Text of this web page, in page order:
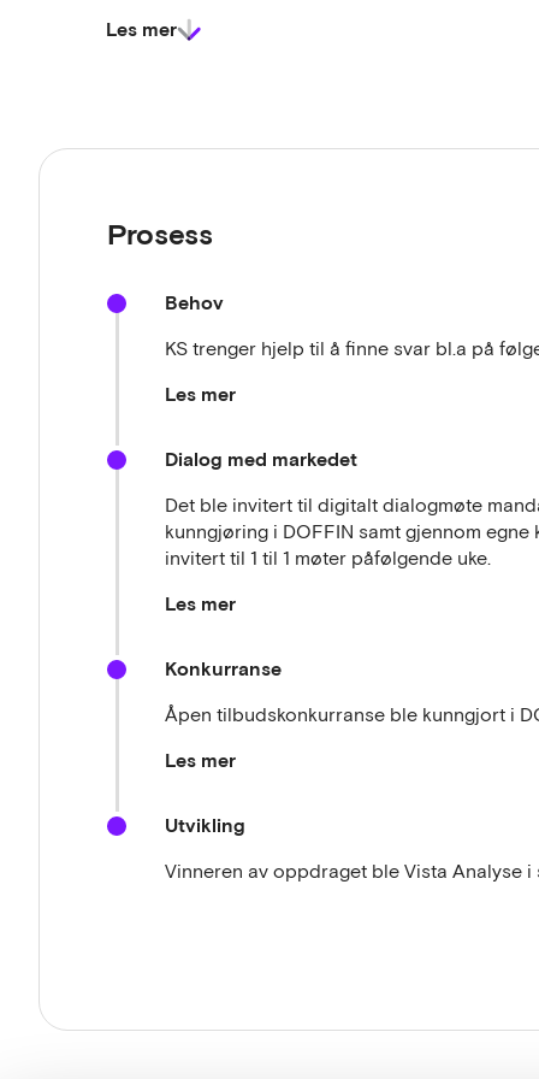
omkring de utfordringer som møter kommunal
Les mer
Prosess
Behov
KS trenger hjelp til å finne svar bl.a på
Les mer
Hvordan kan en bredere innsikt om
inspirasjon til dialog om alternative
innovasjon og handling?
Hvordan kan vi gjennom prosessen øke
Hvordan kan vi kombinere et krevende
Dialog med markedet
Det ble invitert til digitalt dialogmøte
kunngjøring i DOFFIN samt gjennom
invitert til 1 til 1 møter påfølgende uke.
Les mer
Konkurranse
Åpen tilbudskonkurranse ble kunngjort i
Les mer
Utvikling
Vinneren av oppdraget ble Vista Analyse